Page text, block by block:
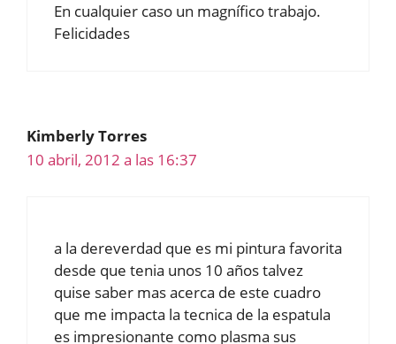
En cualquier caso un magnífico trabajo.
Felicidades
Kimberly Torres
10 abril, 2012 a las 16:37
a la dereverdad que es mi pintura favorita
desde que tenia unos 10 años talvez
quise saber mas acerca de este cuadro
que me impacta la tecnica de la espatula
es impresionante como plasma sus